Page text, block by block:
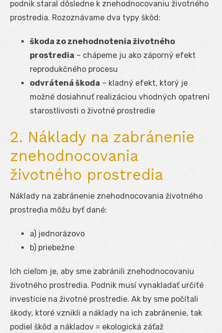
podnik staral dôsledne k znehodnocovaniu životného
prostredia. Rozoznávame dva typy škôd:
škoda zo znehodnotenia životného
prostredia – chápeme ju ako záporný efekt
reprodukčného procesu
odvrátená škoda – kladný efekt, ktorý je
možné dosiahnuť realizáciou vhodných opatrení
starostlivosti o životné prostredie
2. Náklady na zabránenie
znehodnocovania
životného prostredia
Náklady na zabránenie znehodnocovania životného
prostredia môžu byť dané:
a) jednorázovo
b) priebežne
Ich cieľom je, aby sme zabránili znehodnocovaniu
životného prostredia. Podnik musí vynakladať určité
investície na životné prostredie. Ak by sme počítali
škody, ktoré vznikli a náklady na ich zabránenie, tak
podiel škôd a nákladov = ekologická záťaž